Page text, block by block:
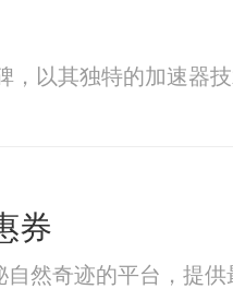
以其独特的加速器
券
然奇迹的平台，提